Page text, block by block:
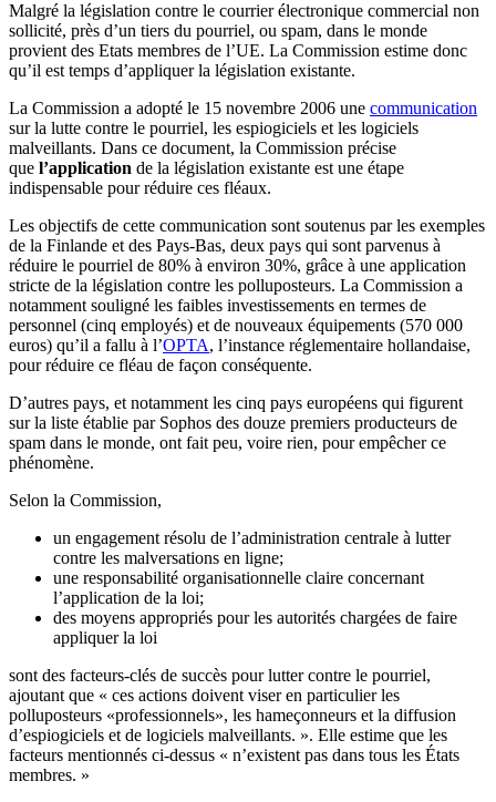
Malgré la législation contre le courrier électronique commercial non
sollicité, près d’un tiers du pourriel, ou spam, dans le monde
provient des Etats membres de l’UE. La Commission estime donc
qu’il est temps d’appliquer la législation existante.
La Commission a adopté le 15 novembre 2006 une communication
sur la lutte contre le pourriel, les espiogiciels et les logiciels
malveillants. Dans ce document, la Commission précise
que l’application de la législation existante est une étape
indispensable pour réduire ces fléaux.
Les objectifs de cette communication sont soutenus par les exemples
de la Finlande et des Pays-Bas, deux pays qui sont parvenus à
réduire le pourriel de 80% à environ 30%, grâce à une application
stricte de la législation contre les polluposteurs. La Commission a
notamment souligné les faibles investissements en termes de
personnel (cinq employés) et de nouveaux équipements (570 000
euros) qu’il a fallu à l’OPTA, l’instance réglementaire hollandaise,
pour réduire ce fléau de façon conséquente.
D’autres pays, et notamment les cinq pays européens qui figurent
sur la liste établie par Sophos des douze premiers producteurs de
spam dans le monde, ont fait peu, voire rien, pour empêcher ce
phénomène.
Selon la Commission,
un engagement résolu de l’administration centrale à lutter
contre les malversations en ligne;
une responsabilité organisationnelle claire concernant
l’application de la loi;
des moyens appropriés pour les autorités chargées de faire
appliquer la loi
sont des facteurs-clés de succès pour lutter contre le pourriel,
ajoutant que « ces actions doivent viser en particulier les
polluposteurs «professionnels», les hameçonneurs et la diffusion
d’espiogiciels et de logiciels malveillants. ». Elle estime que les
facteurs mentionnés ci-dessus « n’existent pas dans tous les États
membres. »